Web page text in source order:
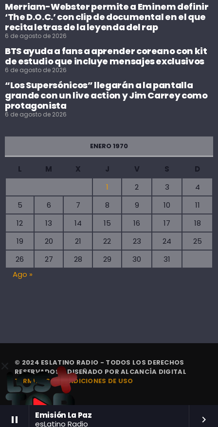
pause
Emisión La Paz
esLatino Radio
keyboard_arrow_right
Merriam-Webster permite a Eminem definir
‘The D.O.C.’ con clip de documental en el que
recita letras de la leyenda del rap
6 de agosto de 2026
BTS ayuda a fans a aprender coreano con kit
de estudio que incluye mensajes exclusivos
6 de agosto de 2026
“Los Supersónicos” llegarán a la pantalla
grande con un live action y Jim Carrey como
protagonista
6 de agosto de 2026
ENERO 1970
L M X J V S
D
1
2 3
4
5
6 7 8 9 10
11
12
13 14 15 16 17
18
19
20 21 22 23 24
25
26
27 28 29 30
31
Ago »
© 2024 ESLATINO RADIO - TODOS LOS DERECHOS
RESERVADOS. | DISEÑADO PORALCANCÍA DIGITAL
TÉRMINOS Y CONDICIONES DE USO